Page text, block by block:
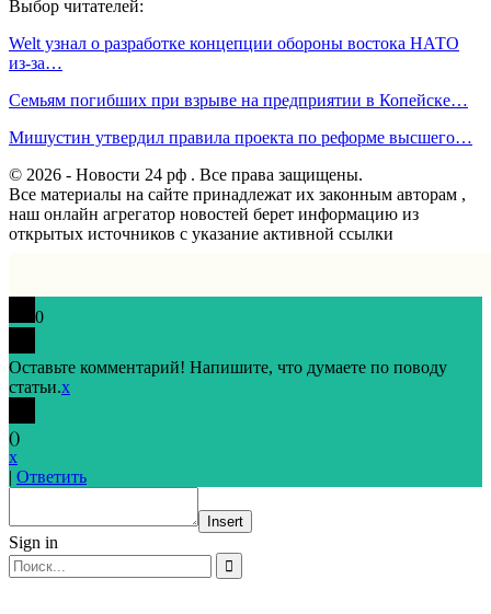
Выбор читателей:
Welt узнал о разработке концепции обороны востока НАТО
из-за…
Семьям погибших при взрыве на предприятии в Копейске…
Мишустин утвердил правила проекта по реформе высшего…
© 2026 - Новости 24 рф . Все права защищены.
Все материалы на сайте принадлежат их законным авторам ,
наш онлайн агрегатор новостей берет информацию из
открытых источников с указание активной ссылки
0
Оставьте комментарий! Напишите, что думаете по поводу
статьи.x
()
x
| Ответить
Insert
Sign in